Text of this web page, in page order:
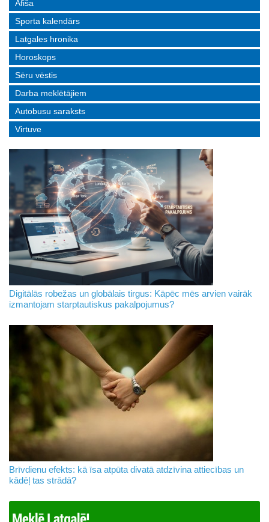
Afiša
Sporta kalendārs
Latgales hronika
Horoskops
Sēru vēstis
Darba meklētājiem
Autobusu saraksts
Virtuve
Digitālās robežas un globālais tirgus: Kāpēc mēs arvien vairāk
izmantojam starptautiskus pakalpojumus?
Brīvdienu efekts: kā īsa atpūta divatā atdzīvina attiecības un
kādēļ tas strādā?